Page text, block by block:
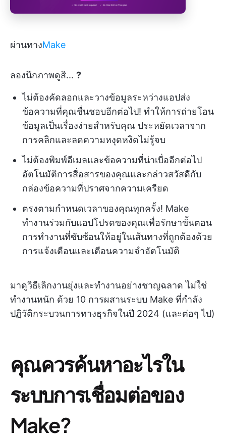
ผ่านทางMake
ลองนึกภาพดูสิ... ?
ไม่ต้องคัดลอกและวางข้อมูลระหว่างแอปส่ง
ข้อความที่คุณชื่นชอบอีกต่อไป! ทำให้การถ่ายโอน
ข้อมูลเป็นเรื่องง่ายสำหรับคุณ ประหยัดเวลาจาก
การคลิกและลดความหงุดหงิดไม่รู้จบ
ไม่ต้องพิมพ์อีเมลและข้อความที่น่าเบื่ออีกต่อไป
อัตโนมัติการสื่อสารของคุณและกล่าวสวัสดีกับ
กล่องข้อความที่ปราศจากความเครียด
ตรงตามกำหนดเวลาของคุณทุกครั้ง! ️Make
ทำงานร่วมกับแอปโปรดของคุณเพื่อรักษาขั้นตอน
การทำงานที่ซับซ้อนให้อยู่ในเส้นทางที่ถูกต้องด้วย
การแจ้งเตือนและเตือนความจำอัตโนมัติ
มาดูวิธีเลิกงานยุ่งและทำงานอย่างชาญฉลาด ไม่ใช่
ทำงานหนัก ด้วย 10 การผสานระบบ Make ที่กำลัง
ปฏิวัติกระบวนการทางธุรกิจในปี 2024 (และต่อๆ ไป)
คุณควรค้นหาอะไรใน
ระบบการเชื่อมต่อของ
Make?